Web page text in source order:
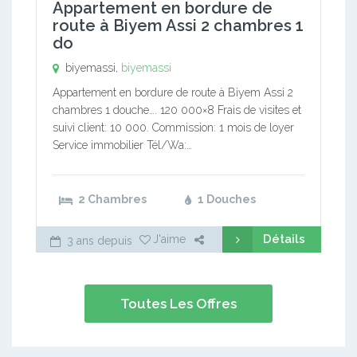
Appartement en bordure de
route à Biyem Assi 2 chambres 1
do
biyemassi,
biyemassi
Appartement en bordure de route à Biyem Assi 2
chambres 1 douche…. 120 000×8 Frais de visites et
suivi client: 10 000. Commission: 1 mois de loyer
Service immobilier Tél/Wa:…
2 Chambres 1 Douches
3 ans depuis J'aime Détails
Toutes Les Offres